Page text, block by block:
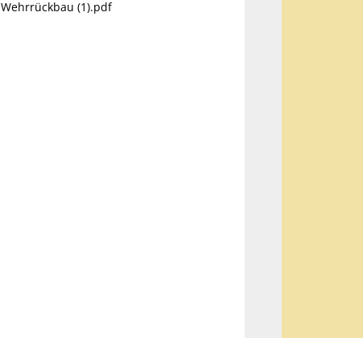
Wehrrückbau (1).pdf